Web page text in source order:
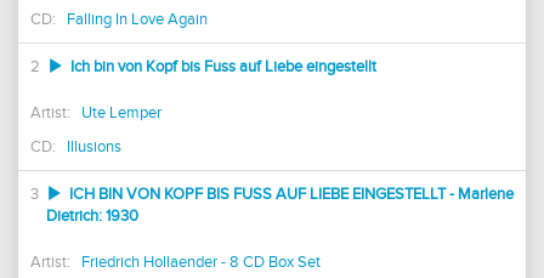
CD:
Falling In Love Again
2 Ich bin von Kopf bis Fuss auf Liebe eingestellt
Artist:
Ute Lemper
CD:
Illusions
3
ICH BIN VON KOPF BIS FUSS AUF LIEBE EINGESTELLT - Marlene
Dietrich: 1930
Artist:
Friedrich Hollaender - 8 CD Box Set